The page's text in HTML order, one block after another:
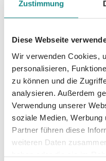
Zustimmung
Diese Webseite
Wir verwenden Cookies,
personalisieren,
zu können und die
analysieren. Außerdem
Verwendung unserer
soziale Medien, Werbung
Partner führen diese
weiteren Daten
haben oder die sie im
abnehmen. Lassen
Traumkörper
PDF